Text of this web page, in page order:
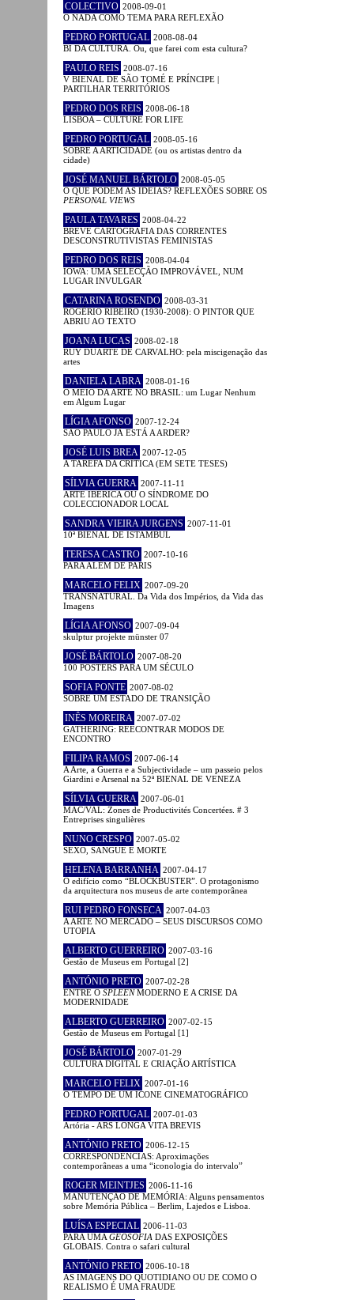
COLECTIVO 2008-09-01
O NADA COMO TEMA PARA REFLEXÃO
PEDRO PORTUGAL 2008-08-04
BI DA CULTURA. Ou, que farei com esta cultura?
PAULO REIS 2008-07-16
V BIENAL DE SÃO TOMÉ E PRÍNCIPE |
PARTILHAR TERRITÓRIOS
PEDRO DOS REIS 2008-06-18
LISBOA – CULTURE FOR LIFE
PEDRO PORTUGAL 2008-05-16
SOBRE A ARTICIDADE (ou os artistas dentro da
cidade)
JOSÉ MANUEL BÁRTOLO 2008-05-05
O QUE PODEM AS IDEIAS? REFLEXÕES SOBRE OS
PERSONAL VIEWS
PAULA TAVARES 2008-04-22
BREVE CARTOGRAFIA DAS CORRENTES
DESCONSTRUTIVISTAS FEMINISTAS
PEDRO DOS REIS 2008-04-04
IOWA: UMA SELECÇÃO IMPROVÁVEL, NUM
LUGAR INVULGAR
CATARINA ROSENDO 2008-03-31
ROGÉRIO RIBEIRO (1930-2008): O PINTOR QUE
ABRIU AO TEXTO
JOANA LUCAS 2008-02-18
RUY DUARTE DE CARVALHO: pela miscigenação das
artes
DANIELA LABRA 2008-01-16
O MEIO DA ARTE NO BRASIL: um Lugar Nenhum
em Algum Lugar
LÍGIA AFONSO 2007-12-24
SÃO PAULO JÁ ESTÁ A ARDER?
JOSÉ LUIS BREA 2007-12-05
A TAREFA DA CRÍTICA (EM SETE TESES)
SÍLVIA GUERRA 2007-11-11
ARTE IBÉRICA OU O SÍNDROME DO
COLECCIONADOR LOCAL
SANDRA VIEIRA JURGENS 2007-11-01
10ª BIENAL DE ISTAMBUL
TERESA CASTRO 2007-10-16
PARA ALÉM DE PARIS
MARCELO FELIX 2007-09-20
TRANSNATURAL. Da Vida dos Impérios, da Vida das
Imagens
LÍGIA AFONSO 2007-09-04
skulptur projekte münster 07
JOSÉ BÁRTOLO 2007-08-20
100 POSTERS PARA UM SÉCULO
SOFIA PONTE 2007-08-02
SOBRE UM ESTADO DE TRANSIÇÃO
INÊS MOREIRA 2007-07-02
GATHERING: REECONTRAR MODOS DE
ENCONTRO
FILIPA RAMOS 2007-06-14
A Arte, a Guerra e a Subjectividade – um passeio pelos
Giardini e Arsenal na 52ª BIENAL DE VENEZA
SÍLVIA GUERRA 2007-06-01
MAC/VAL: Zones de Productivités Concertées. # 3
Entreprises singulières
NUNO CRESPO 2007-05-02
SEXO, SANGUE E MORTE
HELENA BARRANHA 2007-04-17
O edifício como “BLOCKBUSTER”. O protagonismo
da arquitectura nos museus de arte contemporânea
RUI PEDRO FONSECA 2007-04-03
A ARTE NO MERCADO – SEUS DISCURSOS COMO
UTOPIA
ALBERTO GUERREIRO 2007-03-16
Gestão de Museus em Portugal [2]
ANTÓNIO PRETO 2007-02-28
ENTRE O SPLEENMODERNO E A CRISE DA
MODERNIDADE
ALBERTO GUERREIRO 2007-02-15
Gestão de Museus em Portugal [1]
JOSÉ BÁRTOLO 2007-01-29
CULTURA DIGITAL E CRIAÇÃO ARTÍSTICA
MARCELO FELIX 2007-01-16
O TEMPO DE UM ÍCONE CINEMATOGRÁFICO
PEDRO PORTUGAL 2007-01-03
Artória - ARS LONGA VITA BREVIS
ANTÓNIO PRETO 2006-12-15
CORRESPONDÊNCIAS: Aproximações
contemporâneas a uma “iconologia do intervalo”
ROGER MEINTJES 2006-11-16
MANUTENÇÃO DE MEMÓRIA: Alguns pensamentos
sobre Memória Pública – Berlim, Lajedos e Lisboa.
LUÍSA ESPECIAL 2006-11-03
PARA UMA GEOSOFIA DAS EXPOSIÇÕES
GLOBAIS. Contra o safari cultural
ANTÓNIO PRETO 2006-10-18
AS IMAGENS DO QUOTIDIANO OU DE COMO O
REALISMO É UMA FRAUDE